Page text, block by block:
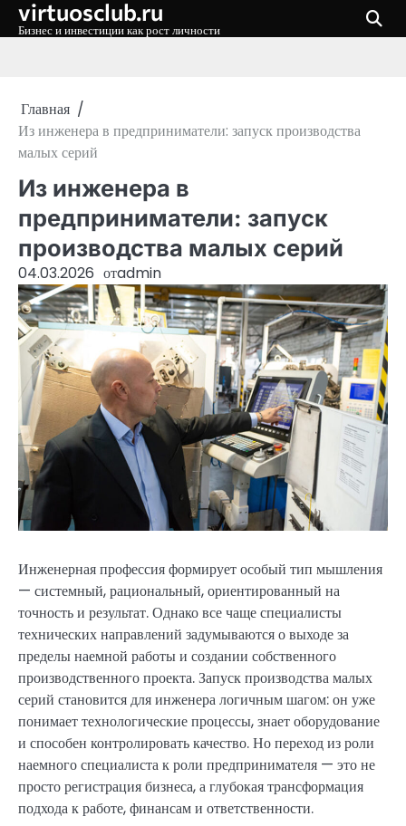
Перейти
virtuosclub.ru
Бизнес и инвестиции как рост личности
Главная
Из инженера в предприниматели: запуск производства
малых серий
Из инженера в
предприниматели: запуск
производства малых серий
04.03.2026 отadmin
Инженерная профессия формирует особый тип мышления
— системный, рациональный, ориентированный на
точность и результат. Однако все чаще специалисты
технических направлений задумываются о выходе за
пределы наемной работы и создании собственного
производственного проекта. Запуск производства малых
серий становится для инженера логичным шагом: он уже
понимает технологические процессы, знает оборудование
и способен контролировать качество. Но переход из роли
наемного специалиста к роли предпринимателя — это не
просто регистрация бизнеса, а глубокая трансформация
подхода к работе, финансам и ответственности.